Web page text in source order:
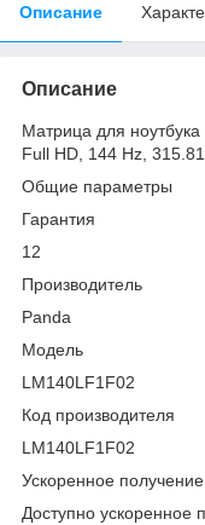
Описание
Описание
Матрица для
Full HD, 144 Hz,
Общие параметры
Гарантия
12
Производитель
Panda
Модель
LM140LF1F02
Код производителя
LM140LF1F02
Ускоренное получение
Доступно ускоренное